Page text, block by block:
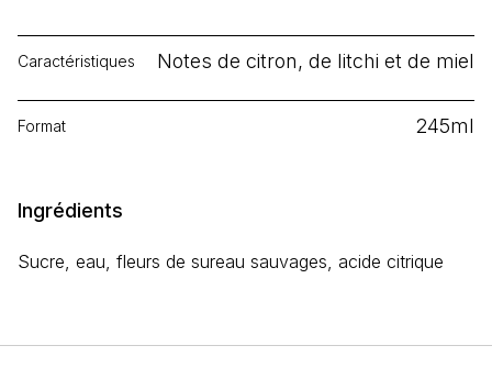
Caractéristiques Notes de citron, de litchi et de miel
Format 245ml
Ingrédients
Sucre, eau, fleurs de sureau sauvages, acide citrique